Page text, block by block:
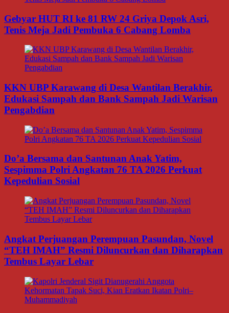
Gebyar HUT RI ke 81 RW 24 Griya Depok Asri,
Tenis Meja Jadi Pembuka 6 Cabang Lomba
KKN UBP Karawang di Desa Wantilan Berakhir,
Edukasi Sampah dan Bank Sampah Jadi Warisan
Pengabdian
Do’a Bersama dan Santunan Anak Yatim,
Sespimma Polri Angkatan 76 TA 2026 Perkuat
Kepedulian Sosial
Angkat Perjuangan Perempuan Pasundan, Novel
“TEH IMAH” Resmi Diluncurkan dan Diharapkan
Tembus Layar Lebar